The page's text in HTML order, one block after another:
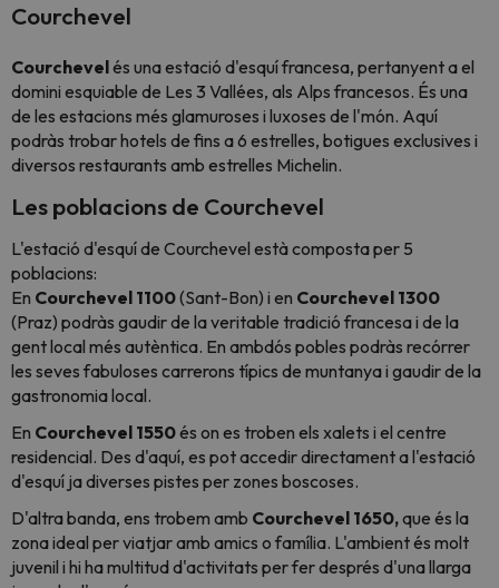
Courchevel
Courchevelés una estació d'esquí francesa, pertanyent a el
domini esquiable de Les 3 Vallées, als Alps francesos. És una
de les estacions més glamuroses i luxoses de l'món. Aquí
podràs trobar hotels de fins a 6 estrelles, botigues exclusives i
diversos restaurants amb estrelles Michelin.
Les poblacions de Courchevel
L'estació d'esquí de Courchevel està composta per 5
poblacions:
En Courchevel 1100(Sant-Bon) i en Courchevel 1300
(Praz) podràs gaudir de la veritable tradició francesa i de la
gent local més autèntica. En ambdós pobles podràs recórrer
les seves fabuloses carrerons típics de muntanya i gaudir de la
gastronomia local.
En Courchevel 1550és on es troben els xalets i el centre
residencial. Des d'aquí, es pot accedir directament a l'estació
d'esquí ja diverses pistes per zones boscoses.
D'altra banda, ens trobem amb Courchevel 1650,que és la
zona ideal per viatjar amb amics o família. L'ambient és molt
juvenil i hi ha multitud d'activitats per fer després d'una llarga